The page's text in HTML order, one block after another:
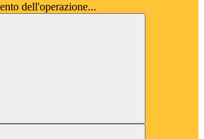
dell'operazione...